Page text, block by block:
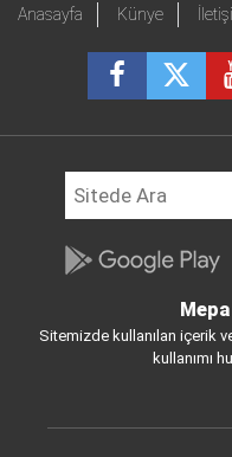
Anasayfa Künye
Sitemizde kullanılan içerik
kullanımı